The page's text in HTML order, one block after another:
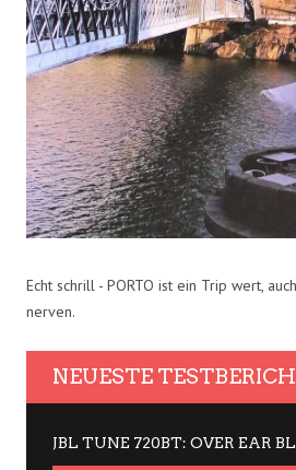
Echt schrill - PORTO ist ein Trip wert,
nerven.
NEUESTE